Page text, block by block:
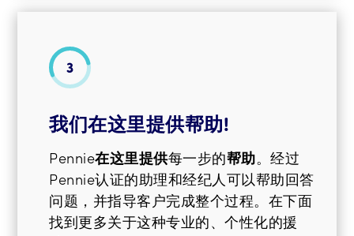
我们在这里提供帮助!
Pennie在这里提供每一步的帮助。经过
Pennie认证的助理和经纪人可以帮助回答
问题，并指导客户完成整个过程。在下面
找到更多关于这种专业的、个性化的援